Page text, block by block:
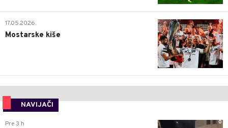
0
17.05.2026.
Mostarske kiše
NAVIJAČI
0
Pre 3 h